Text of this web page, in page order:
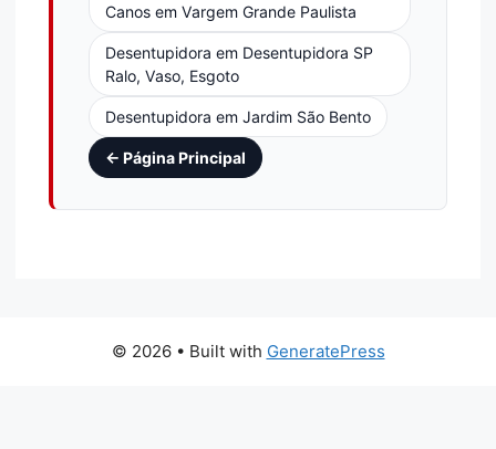
Canos em Vargem Grande Paulista
Desentupidora em Desentupidora SP
Ralo, Vaso, Esgoto
Desentupidora em Jardim São Bento
← Página Principal
© 2026 • Built with GeneratePress